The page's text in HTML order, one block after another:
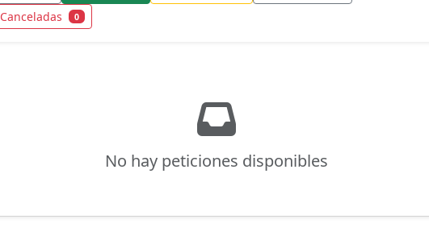
Canceladas 0
No hay peticiones disponibles